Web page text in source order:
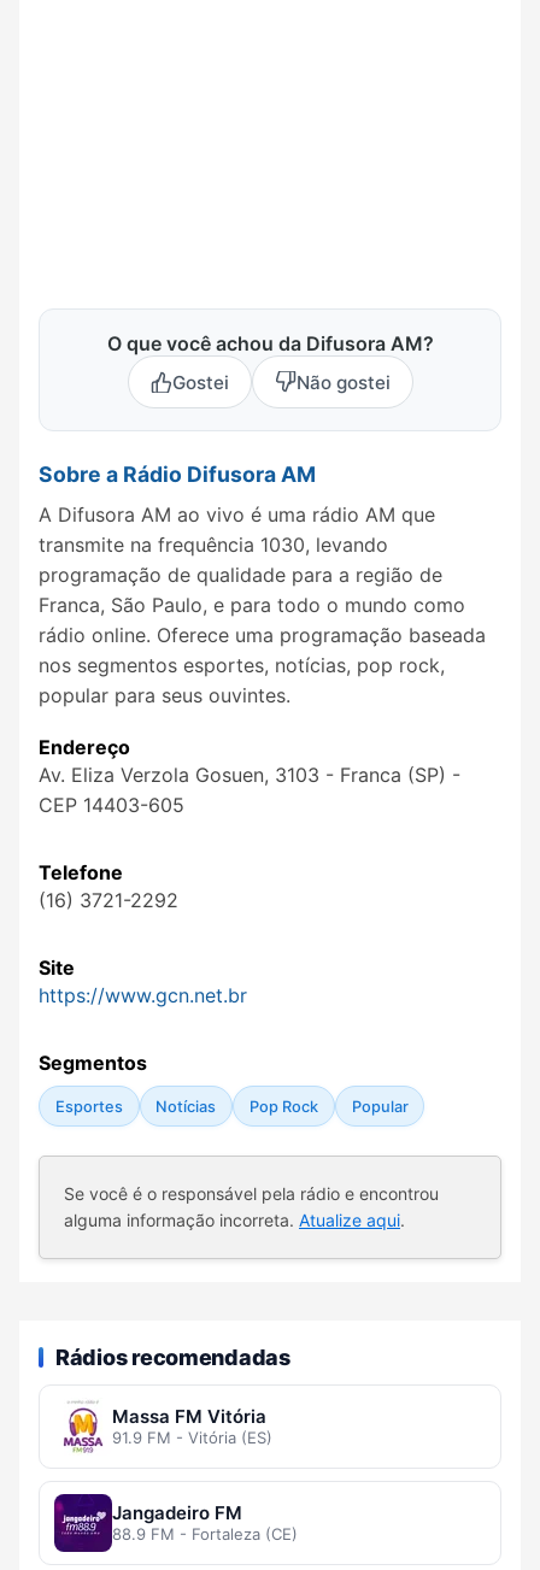
O que você achou da Difusora AM?
Gostei Não gostei
Sobre a Rádio Difusora AM
A Difusora AM ao vivo é uma rádio AM que
transmite na frequência 1030, levando
programação de qualidade para a região de
Franca, São Paulo, e para todo o mundo como
rádio online. Oferece uma programação baseada
nos segmentos esportes, notícias, pop rock,
popular para seus ouvintes.
Endereço
Av. Eliza Verzola Gosuen, 3103 - Franca (SP) -
CEP 14403-605
Telefone
(16) 3721-2292
Site
https://www.gcn.net.br
Segmentos
Esportes Notícias Pop Rock Popular
Se você é o responsável pela rádio e encontrou
alguma informação incorreta. Atualize aqui.
Rádios recomendadas
Massa FM Vitória
91.9 FM - Vitória (ES)
Jangadeiro FM
88.9 FM - Fortaleza (CE)